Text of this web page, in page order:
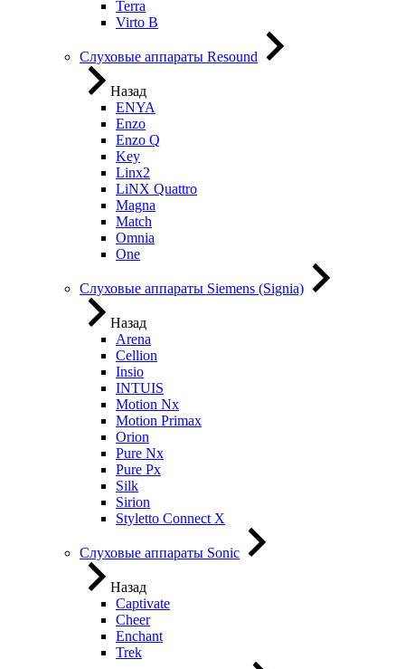
Terra
Virto B
Слуховые аппараты Resound
Назад
ENYA
Enzo
Enzo Q
Key
Linx2
LiNX Quattro
Magna
Match
Omnia
One
Слуховые аппараты Siemens (Signia)
Назад
Arena
Cellion
Insio
INTUIS
Motion Nx
Motion Primax
Orion
Pure Nx
Pure Px
Silk
Sirion
Styletto Connect X
Слуховые аппараты Sonic
Назад
Captivate
Cheer
Enchant
Trek